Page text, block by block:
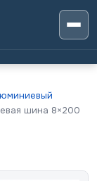
шина 8×200